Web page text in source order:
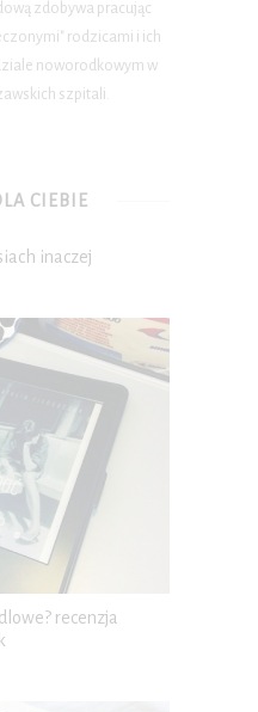
zdobywa pracując
rodzicami i ich
noworodkowym w
szpitali.
CIEBIE
inaczej
recenzja